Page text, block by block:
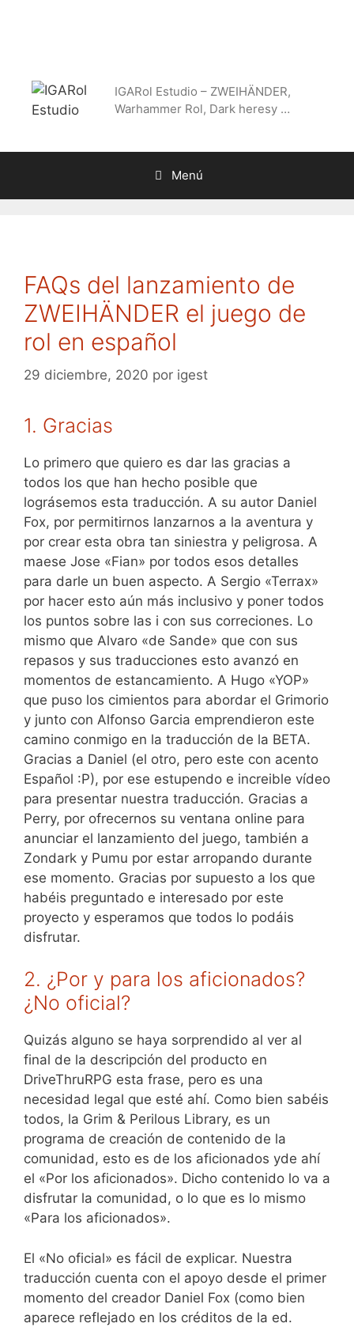
IGARol Estudio – ZWEIHÄNDER,
Warhammer Rol, Dark heresy …
Menú
FAQs del lanzamiento de
ZWEIHÄNDER el juego de
rol en español
29 diciembre, 2020 por igest
1. Gracias
Lo primero que quiero es dar las gracias a
todos los que han hecho posible que
lográsemos esta traducción. A su autor Daniel
Fox, por permitirnos lanzarnos a la aventura y
por crear esta obra tan siniestra y peligrosa. A
maese Jose «Fian» por todos esos detalles
para darle un buen aspecto. A Sergio «Terrax»
por hacer esto aún más inclusivo y poner todos
los puntos sobre las i con sus correciones. Lo
mismo que Alvaro «de Sande» que con sus
repasos y sus traducciones esto avanzó en
momentos de estancamiento. A Hugo «YOP»
que puso los cimientos para abordar el Grimorio
y junto con Alfonso Garcia emprendieron este
camino conmigo en la traducción de la BETA.
Gracias a Daniel (el otro, pero este con acento
Español :P), por ese estupendo e increible vídeo
para presentar nuestra traducción. Gracias a
Perry, por ofrecernos su ventana online para
anunciar el lanzamiento del juego, también a
Zondark y Pumu por estar arropando durante
ese momento. Gracias por supuesto a los que
habéis preguntado e interesado por este
proyecto y esperamos que todos lo podáis
disfrutar.
2. ¿Por y para los aficionados?
¿No oficial?
Quizás alguno se haya sorprendido al ver al
final de la descripción del producto en
DriveThruRPG esta frase, pero es una
necesidad legal que esté ahí. Como bien sabéis
todos, la Grim & Perilous Library, es un
programa de creación de contenido de la
comunidad, esto es de los aficionados yde ahí
el «Por los aficionados». Dicho contenido lo va a
disfrutar la comunidad, o lo que es lo mismo
«Para los aficionados».
El «No oficial» es fácil de explicar. Nuestra
traducción cuenta con el apoyo desde el primer
momento del creador Daniel Fox (como bien
aparece reflejado en los créditos de la ed.